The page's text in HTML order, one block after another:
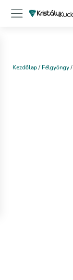
Kezdőlap/ Félgyöngy/